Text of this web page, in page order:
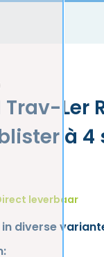
Trav-Ler
à 4
leverbaar
diverse